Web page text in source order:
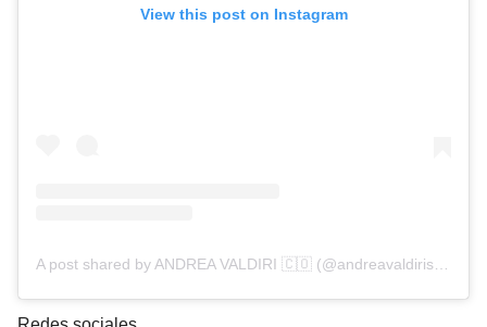
View this post on Instagram